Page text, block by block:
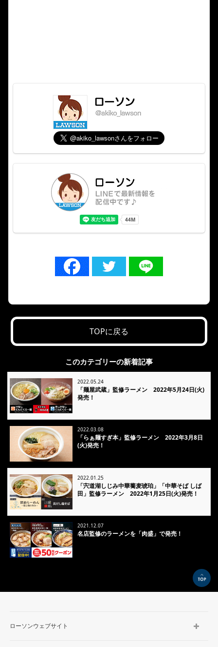
TOPに戻る
このカテゴリーの新着記事
2022.05.24
「麺屋武蔵」監修ラーメン 2022年5月24日(火)
発売！
2022.03.08
「らぁ麺すぎ本」監修ラーメン 2022年3月8日
(火)発売！
2022.01.25
「宍道湖しじみ中華蕎麦琥珀」「中華そば しば
田」監修ラーメン 2022年1月25日(火)発売！
2021.12.07
名店監修のラーメンを「肉盛」で発売！
TOP
ローソンウェブサイト